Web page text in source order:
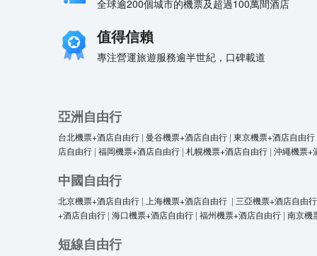
全球逾200個城市的機票及超過100萬間酒店
值得信賴
專注營運旅遊服務逾半世紀，口碑載道
亞洲自由行
台北機票+酒店自由行 | 曼谷機票+酒店自由行 | 東京機票+酒店自由行
店自由行 | 福岡機票+酒店自由行 | 札幌機票+酒店自由行 | 沖繩機票+
中國自由行
北京機票+酒店自由行 | 上海機票+酒店自由行 | 三亞機票+酒店自由行
+酒店自由行 | 海口機票+酒店自由行 | 福州機票+酒店自由行 | 南京機
短線自由行